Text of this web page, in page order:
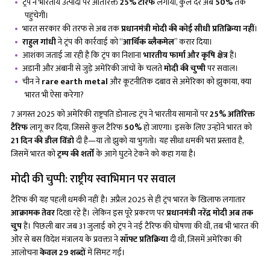
पहुंचेगी।
भारत सरकार की तरफ से अब तकप्रधानमंत्री मोदी की कोई सीधी प्रतिक्रिया नहीं।
राहुल गांधीने ट्रंप की कार्रवाई को “आर्थिक ब्लैकमेल” करार दिया।
आशंका जताई जा रही है कि ट्रंप का निशानाभारतीय फार्मा और कृषि क्षेत्रहैं।
अडानी और अंबानी से जुड़े अमेरिकी जांचों के चलतेमोदी की चुप्पीपर सवाल।
चीन नेrare earth metalऔर कूटनीतिक दबाव से अमेरिका को झुकाया, क्या
भारत भी ऐसा करेगा?
7 अगस्त 2025 को अमेरिकी राष्ट्रपति डोनाल्ड ट्रंप ने भारतीय सामानों पर25% अतिरिक्त
टैरिफलागू कर दिया, जिससे कुल टैरिफ50%हो जाएगा। इसके लिए उन्होंने भारत को
21 दिन की डील विंडोदी है—या तो झुको या भुगतो। यह सीधा धमकी भरा प्रस्ताव है,
जिसमें भारत कोट्रम्प की शर्तोंके आगे घुटने टेकने को कहा गया है।
मोदी की चुप्पी: राष्ट्रीय स्वाभिमान पर सवाल
टैरिफ की यह पहली धमकी नहीं है। अप्रैल 2025 से ही ट्रंप भारत के खिलाफ लगातार
आक्रामक तेवरदिखा रहे हैं। लेकिन इस पूरे प्रकरण परप्रधानमंत्री नरेंद्र मोदी अब तक
चुपहैं। पिछली बार जब 31 जुलाई को ट्रंप ने नई टैरिफ की घोषणा की थी, तब भी भारत की
ओर से बस विदेश मंत्रालय के प्रवक्ता नेसॉफ्ट प्रतिक्रियादी थी, जिसमें अमेरिका की
आलोचनाकेवल29 शब्दोंमें सिमट गई।